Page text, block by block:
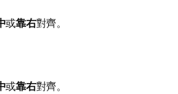
或靠右對齊。
或靠右對齊。